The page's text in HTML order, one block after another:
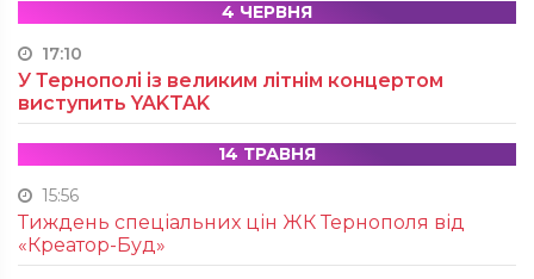
4 ЧЕРВНЯ
17:10
У Тернополі із великим літнім концертом
виступить YAKTAK
14 ТРАВНЯ
15:56
Тиждень спеціальних цін ЖК Тернополя від
«Креатор-Буд»